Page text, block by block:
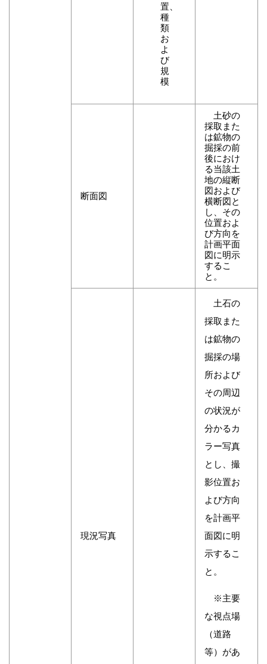
置、
種
類
お
よ
び
規
模
断面図
土砂の
採取また
は鉱物の
掘採の前
後におけ
る当該土
地の縦断
図および
横断図と
し、その
位置およ
び方向を
計画平面
図に明示
するこ
と。
現況写真
土石の
採取また
は鉱物の
掘採の場
所および
その周辺
の状況が
分かるカ
ラー写真
とし、撮
影位置お
よび方向
を計画平
面図に明
示するこ
と。
※主要
な視点場
（道路
等）があ